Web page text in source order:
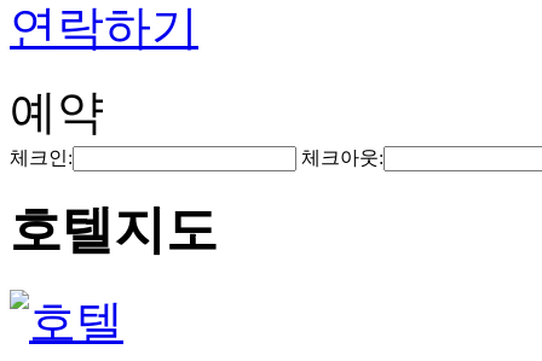
연락하기
예약
체크인: 체크아웃:
호텔지도